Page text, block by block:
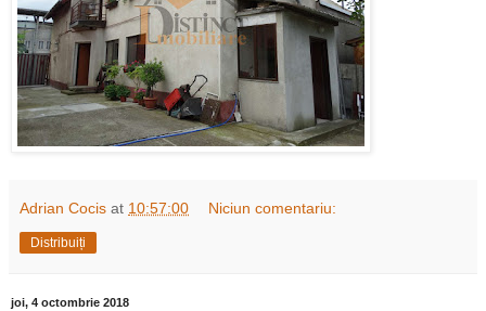
Adrian Cocis at 10:57:00 Niciun comentariu:
Distribuiți
joi, 4 octombrie 2018